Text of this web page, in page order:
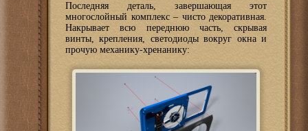
Последняя деталь, завершающая этот
многослойный комплекс – чисто декоративная.
Накрывает всю переднюю часть, скрывая
винты, крепления, светодиоды вокруг окна и
прочую механику-хренанику: